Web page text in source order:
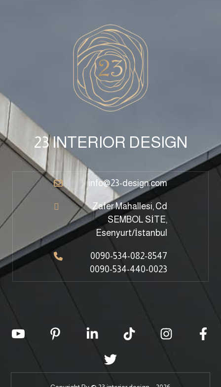
23 INTERIOR DESIGN
info@23-design.com
0090-534-082-8547
0090-534-440-0023
Zafer Mahallesi, Cd
SEMBOL SİTE,
Esenyurt/İstanbul